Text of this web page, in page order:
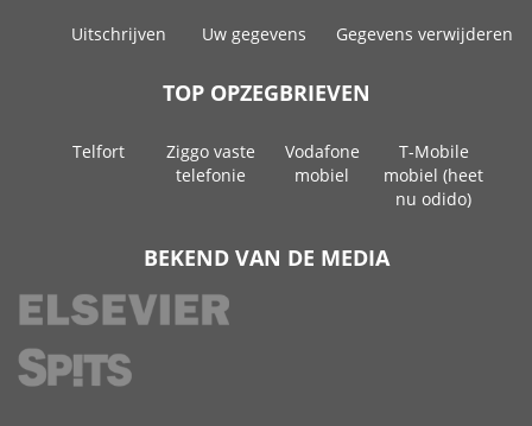
Uitschrijven Uw gegevens Gegevens verwijderen
TOP OPZEGBRIEVEN
Telfort
Ziggo vaste
telefonie
Vodafone
mobiel
T-Mobile
mobiel (heet
nu odido)
BEKEND VAN DE MEDIA